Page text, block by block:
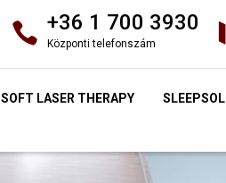
+36 1 700 3930
Központi telefonszám
SOFT LASER THERAPY SLEEPSOL